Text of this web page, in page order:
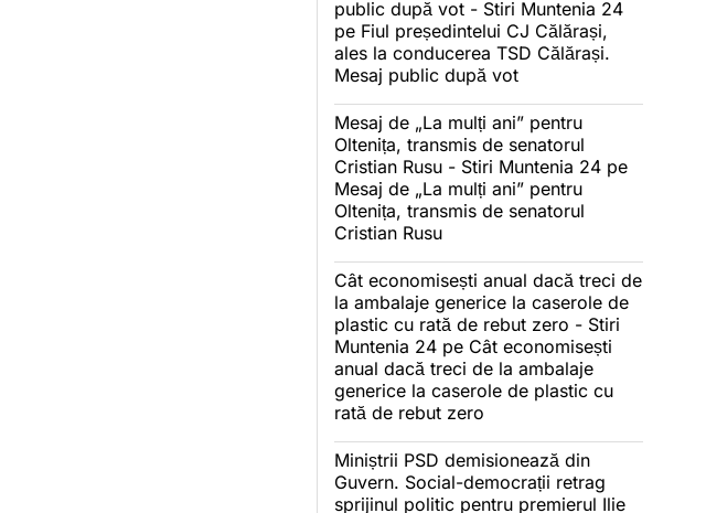
public după vot - Stiri Muntenia 24
pe Fiul președintelui CJ Călărași,
ales la conducerea TSD Călărași.
Mesaj public după vot
Mesaj de „La mulți ani” pentru
Oltenița, transmis de senatorul
Cristian Rusu - Stiri Muntenia 24 pe
Mesaj de „La mulți ani” pentru
Oltenița, transmis de senatorul
Cristian Rusu
Cât economisești anual dacă treci de
la ambalaje generice la caserole de
plastic cu rată de rebut zero - Stiri
Muntenia 24 pe Cât economisești
anual dacă treci de la ambalaje
generice la caserole de plastic cu
rată de rebut zero
Miniștrii PSD demisionează din
Guvern. Social-democrații retrag
sprijinul politic pentru premierul Ilie